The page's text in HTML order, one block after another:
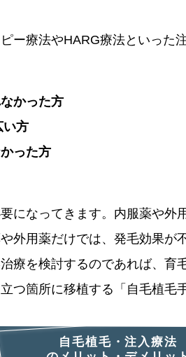
ー療法やHARG療法といった
かった方
い方
った方
になってきます。内服薬や外
外用薬だけでは、発毛効果が
療を検討するのであれば、
つ箇所に移植する「自毛植毛
自毛植毛・注入療法